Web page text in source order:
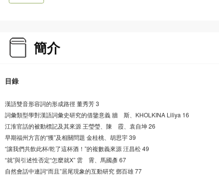
簡介
目錄
漢語雙音形容詞的形成路徑 董秀芳 3
詞彙類型學對漢語詞彙史研究的借鑒意義 牆 斯、KHOLKINA Liliya 16
江淮官話的被動標記及其來源 王瑩瑩、陳 霞、袁自坤 26
早期福州方言的“獲”及相關問題 金桂桃、胡思宇 39
“讓我們共飲此杯/乾了這杯酒！”的複數義來源 汪昌松 49
“就”與引述性否定“怎麼就X” 雲 霄、馬國彥 67
自然會話中連詞“而且”居尾現象的互動研究 鄧百雄 77